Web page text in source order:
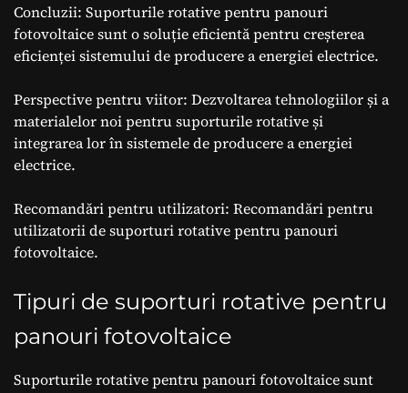
Concluzii: Suporturile rotative pentru panouri
fotovoltaice sunt o soluție eficientă pentru creșterea
eficienței sistemului de producere a energiei electrice.
Perspective pentru viitor: Dezvoltarea tehnologiilor și a
materialelor noi pentru suporturile rotative și
integrarea lor în sistemele de producere a energiei
electrice.
Recomandări pentru utilizatori: Recomandări pentru
utilizatorii de suporturi rotative pentru panouri
fotovoltaice.
Tipuri de suporturi rotative pentru
panouri fotovoltaice
Suporturile rotative pentru panouri fotovoltaice sunt